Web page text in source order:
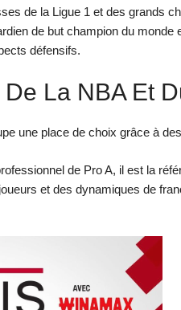
de la Ligue 1 et des grands
de but champion du
défensifs.
La NBA Et
une place de choix grâce à
de Pro A, il est la
et des dynamiques de